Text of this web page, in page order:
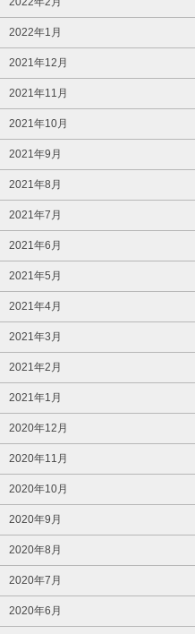
2022年1月
2021年12月
2021年11月
2021年10月
2021年9月
2021年8月
2021年7月
2021年6月
2021年5月
2021年4月
2021年3月
2021年2月
2021年1月
2020年12月
2020年11月
2020年10月
2020年9月
2020年8月
2020年7月
2020年6月